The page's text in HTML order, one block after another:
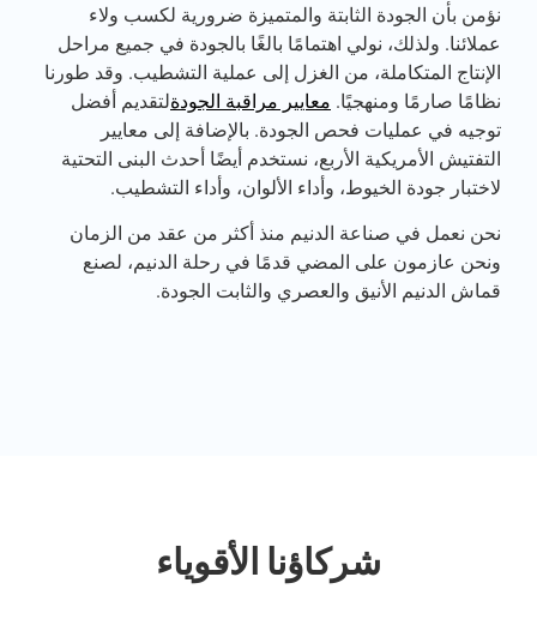
نؤمن بأن الجودة الثابتة والمتميزة ضرورية لكسب ولاء
عملائنا. ولذلك، نولي اهتمامًا بالغًا بالجودة في جميع مراحل
الإنتاج المتكاملة، من الغزل إلى عملية التشطيب. وقد طورنا
نظامًا صارمًا ومنهجيًا. معايير مراقبة الجودةلتقديم أفضل
توجيه في عمليات فحص الجودة. بالإضافة إلى معايير
التفتيش الأمريكية الأربع، نستخدم أيضًا أحدث البنى التحتية
لاختبار جودة الخيوط، وأداء الألوان، وأداء التشطيب.
نحن نعمل في صناعة الدنيم منذ أكثر من عقد من الزمان
ونحن عازمون على المضي قدمًا في رحلة الدنيم، لصنع
قماش الدنيم الأنيق والعصري والثابت الجودة.
شركاؤنا الأقوياء